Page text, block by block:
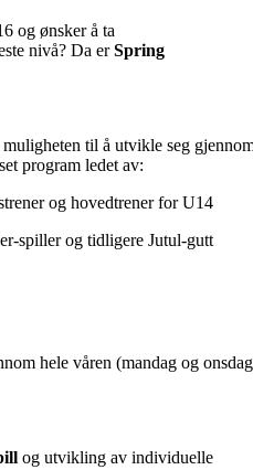
og ønsker å ta
nivå? Da erSpring
til å utvikle seg
program ledet av:
og hovedtrener for U14
spiller og tidligere Jutul-gutt
hele våren (mandag og
og utvikling av individuelle